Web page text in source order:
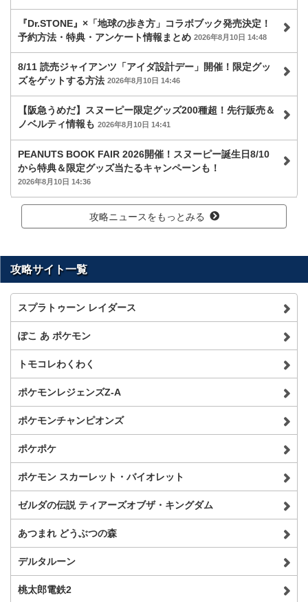
『Dr.STONE』×「地球の歩き方」コラボブック発売決定！
予約方法・特典・アンケート情報まとめ 2026年8月10日 14:48
8/11 読売ジャイアンツ「アイダ設計デー」開催！限定グッ
ズをゲットする方法 2026年8月10日 14:46
【阪急うめだ】スヌーピー限定グッズ200種超！先行販売＆
ノベルティ情報も 2026年8月10日 14:41
PEANUTS BOOK FAIR 2026開催！スヌーピー誕生日8/10
から特典＆限定グッズ当たるキャンペーンも！
2026年8月10日 14:36
攻略ニュースをもっとみる
攻略サイト一覧
スプラトゥーン レイダース
ぽこ あ ポケモン
トモコレわくわく
ポケモンレジェンズZ-A
ポケモンチャンピオンズ
ポケポケ
ポケモン スカーレット・バイオレット
ゼルダの伝説 ティアーズオブザ・キングダム
あつまれ どうぶつの森
デルタルーン
桃太郎電鉄2